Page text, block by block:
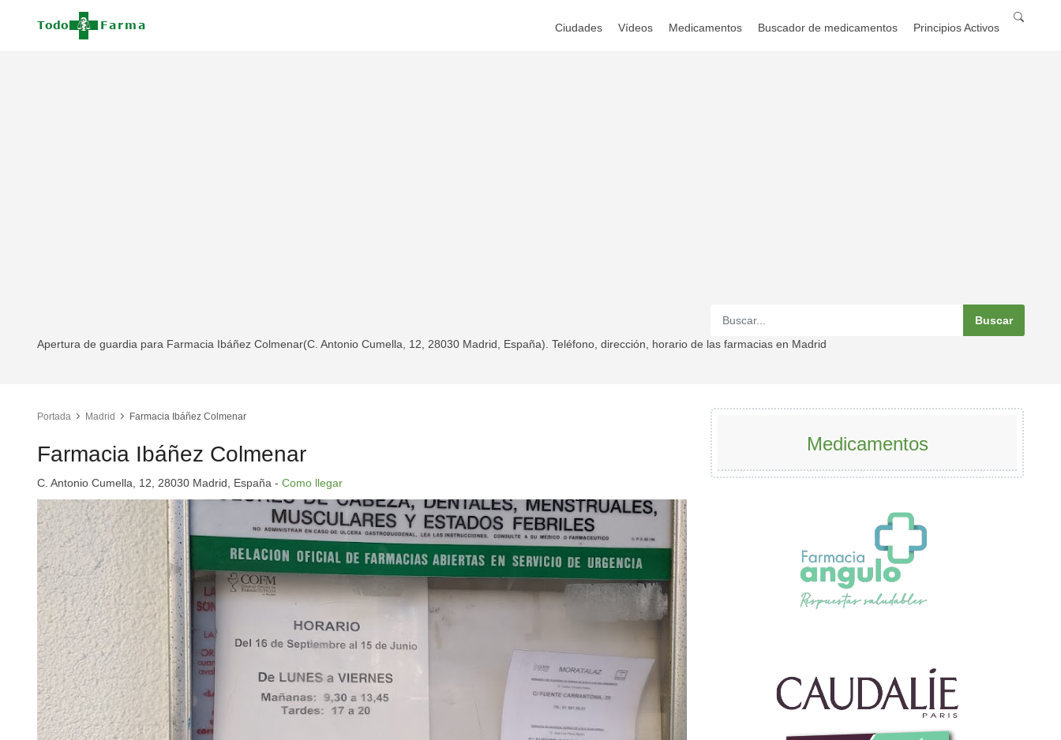
Ciudades Vídeos Medicamentos Buscador de medicamentos Principios Activos
Apertura de guardia para Farmacia Ibáñez Colmenar(C. Antonio Cumella, 12, 28030 Madrid, España). Teléfono, dirección, horario de las farmacias en Madrid
Portada Madrid Farmacia Ibáñez Colmenar
Farmacia Ibáñez Colmenar
C. Antonio Cumella, 12, 28030 Madrid, España - Como llegar
Medicamentos